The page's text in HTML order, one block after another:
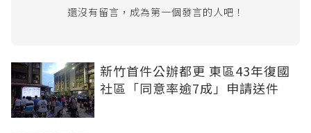
還沒有留言，成為第一個發言的人吧！
新竹首件公辦都更 東區43年復國
社區「同意率逾7成」申請送件